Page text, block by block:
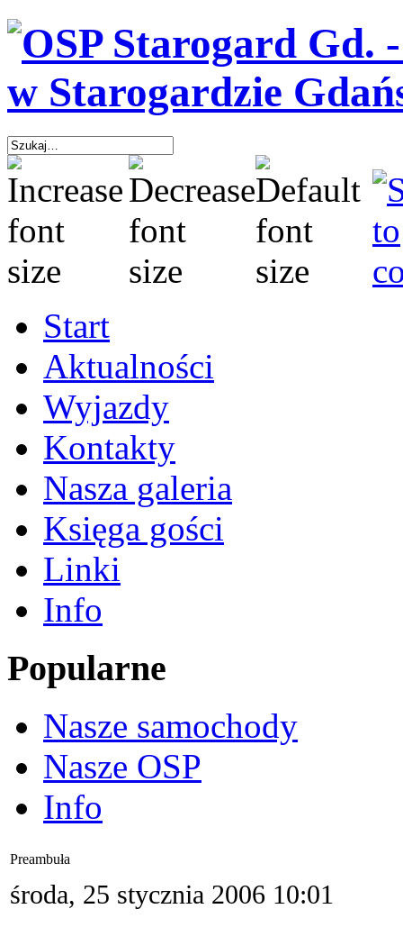
Start
Aktualności
Wyjazdy
Kontakty
Nasza galeria
Księga gości
Linki
Info
Popularne
Nasze samochody
Nasze OSP
Info
Preambuła
środa, 25 stycznia 2006 10:01